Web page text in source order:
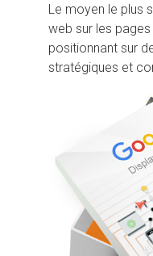
Le moyen le plus
web sur les
positionnant sur
stratégiques et